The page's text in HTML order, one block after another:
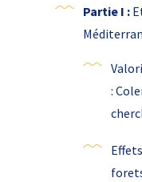
Partie I :
: